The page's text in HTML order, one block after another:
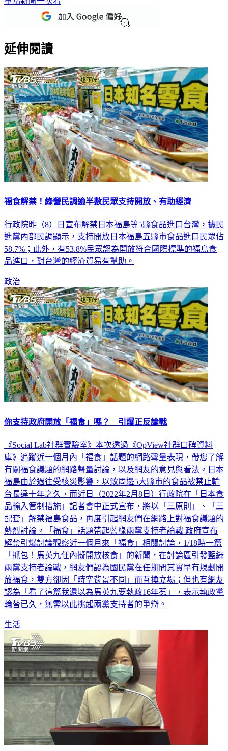
延伸閱讀
福食解禁！綠營民調逾半數民眾支持開放、有助經濟
行政院昨（8）日宣布解禁日本福島等5縣食品進口台灣，據民
進黨內部民調顯示，支持開放日本福島五縣市食品進口民眾佔
58.7%；此外，有53.8%民眾認為開放符合國際標準的福島食
品進口，對台灣的經濟貿易有幫助。
政治
你支持政府開放「福食」嗎？ 引爆正反論戰
《Social Lab社群實驗室》本次透過《OpView社群口碑資料
庫》追蹤近一個月內「福食」話題的網路聲量表現，帶您了解
有關福食議題的網路聲量討論，以及網友的意見與看法。日本
福島由於過往受核災影響，以致周邊5大縣市的食品被禁止輸
台長達十年之久，而近日（2022年2月8日）行政院在「日本食
品輸入管制措施」記者會中正式宣布，將以「三原則」、「三
配套」解禁福島食品，再度引起網友們在網路上對福食議題的
熱烈討論。「福食」話題帶起藍綠兩黨支持者論戰 政府宣布
解禁引爆討論觀察近一個月來「福食」相關討論，1/18時一篇
「抓包！馬英九任內擬開放核食」的新聞，在討論區引發藍綠
兩黨支持者論戰，網友們認為國民黨在任期間其實早有規劃開
放福食，雙方卻因「時空背景不同」而互換立場；但也有網友
認為「看了這篇我還以為馬英九要執政16年惹」，表示執政黨
輪替已久，無需以此挑起兩黨支持者的爭辯。
生活